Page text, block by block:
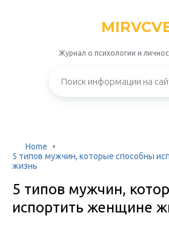
Журнал о психологии и
Home
5 типов мужчин, которые способны
жизнь
5 типов мужчин,
испортить женщине